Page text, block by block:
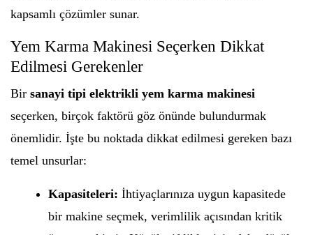
kapsamlı çözümler sunar.
Yem Karma Makinesi Seçerken Dikkat
Edilmesi Gerekenler
Bir sanayi tipi elektrikli yem karma makinesi
seçerken, birçok faktörü göz önünde bulundurmak
önemlidir. İşte bu noktada dikkat edilmesi gereken bazı
temel unsurlar:
Kapasiteleri: İhtiyaçlarınıza uygun kapasitede
bir makine seçmek, verimlilik açısından kritik